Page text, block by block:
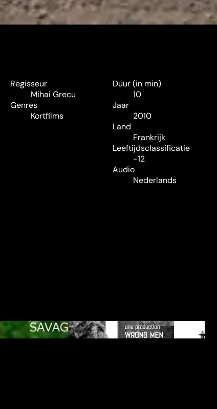
Regisseur
Mihai Grecu
Genres
Kortfilms
Duur (in min)
10
Jaar
2010
Land
Frankrijk
Leeftijdsclassificatie
-12
Audio
Nederlands